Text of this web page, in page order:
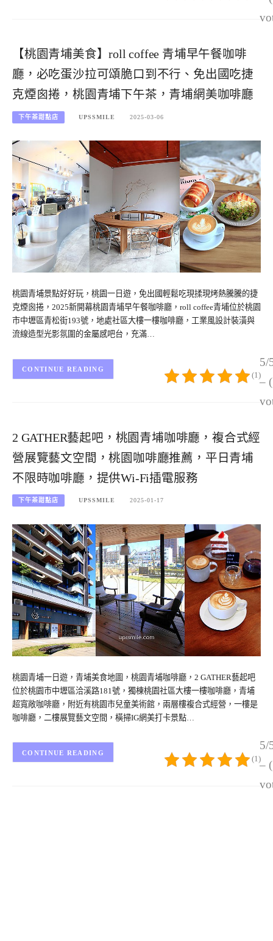
【桃園青埔美食】roll coffee 青埔早午餐咖啡
廳，必吃蛋沙拉可頌脆口到不行、免出國吃捷
克煙囪捲，桃園青埔下午茶，青埔網美咖啡廳
下午茶甜點店 UPSSMILE 2025-03-06
桃園青埔景點好好玩，桃園一日遊，免出國輕鬆吃現揉現烤熱騰騰的捷
克煙囪捲，2025新開幕桃園青埔早午餐咖啡廳，roll coffee青埔位於桃園
市中壢區青松街193號，地處社區大樓一樓咖啡廳，工業風設計裝潢與
流線造型光影氛圍的金屬感吧台，充滿…
5/
–
(1)
CONTINUE READING
2 GATHER藝起吧，桃園青埔咖啡廳，複合式經
營展覽藝文空間，桃園咖啡廳推薦，平日青埔
不限時咖啡廳，提供Wi-Fi插電服務
下午茶甜點店 UPSSMILE 2025-01-17
桃園青埔一日遊，青埔美食地圖，桃園青埔咖啡廳，2 GATHER藝起吧
位於桃園市中壢區洽溪路181號，獨棟桃園社區大樓一樓咖啡廳，青埔
超寬敞咖啡廳，附近有桃園市兒童美術館，兩層樓複合式經營，一樓是
咖啡廳，二樓展覽藝文空間，橫掃IG網美打卡景點…
5/
–
(1)
CONTINUE READING